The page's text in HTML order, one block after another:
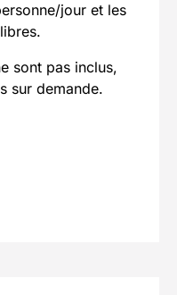
jour et les
sont pas inclus,
sur demande.